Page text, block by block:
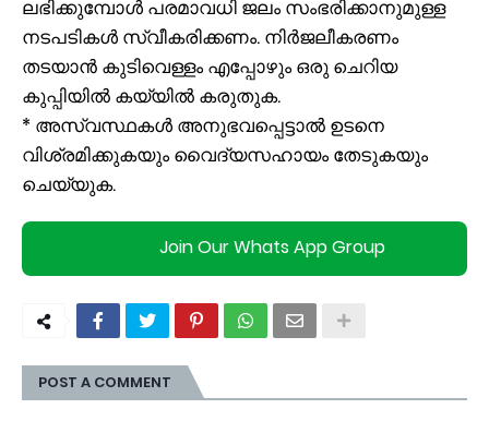
ലഭിക്കുമ്പോൾ പരമാവധി ജലം സംഭരിക്കാനുമുള്ള
നടപടികൾ സ്വീകരിക്കണം. നിര്‍ജലീകരണം
തടയാന്‍ കുടിവെള്ളം എപ്പോഴും ഒരു ചെറിയ
കുപ്പിയില്‍ കയ്യില്‍ കരുതുക.
* അസ്വസ്ഥകൾ അനുഭവപ്പെട്ടാൽ ഉടനെ
വിശ്രമിക്കുകയും വൈദ്യസഹായം തേടുകയും
ചെയ്യുക.
Join Our Whats App Group
POST A COMMENT